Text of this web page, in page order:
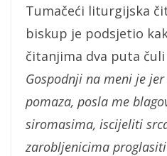
Tumačeći liturgijska
biskup je podsjetio
čitanjima dva puta
Gospodnji na meni je
pomaza, posla me
siromasima, iscijeliti
zarobljenicima